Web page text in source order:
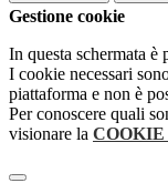
Gestione cookie
In questa schermata è
I cookie necessari
piattaforma e non è
Per conoscere quali
visionare la